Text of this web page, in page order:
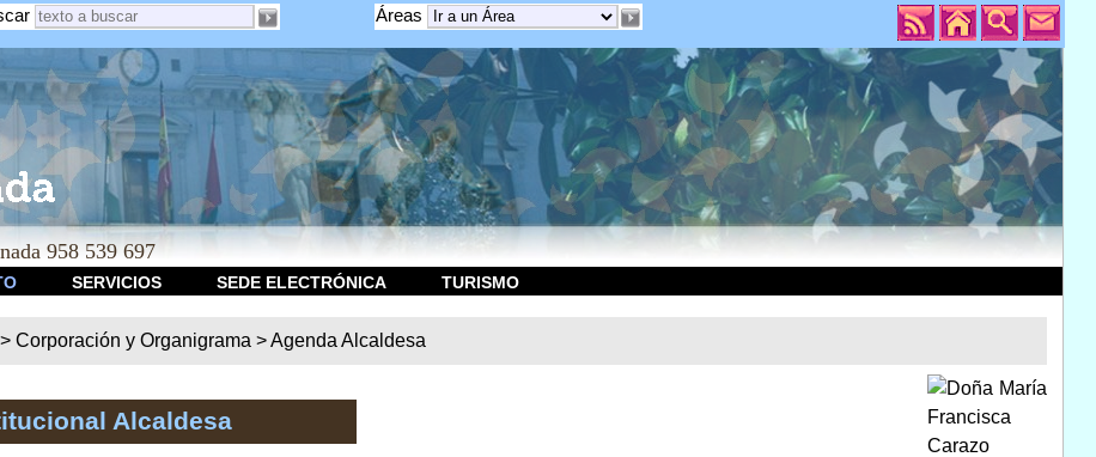
Áreas
958 539 697
SERVICIOS SEDE ELECTRÓNICA TURISMO
>Corporación y Organigrama >Agenda Alcaldesa
Alcaldesa